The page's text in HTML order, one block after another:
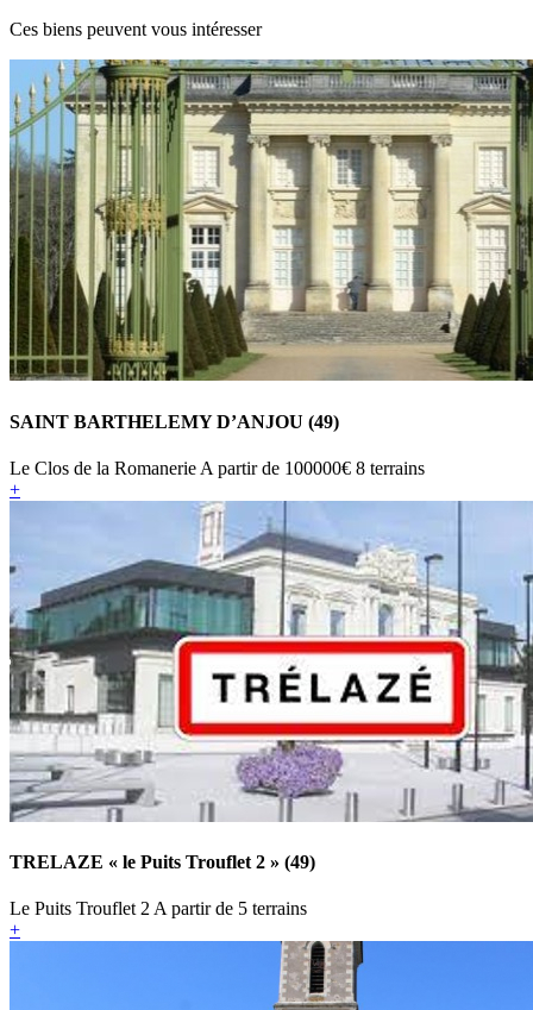
Ces biens peuvent vous intéresser
SAINT BARTHELEMY D’ANJOU (49)
Le Clos de la Romanerie A partir de 100000€ 8 terrains
+
TRELAZE « le Puits Trouflet 2 » (49)
Le Puits Trouflet 2 A partir de 5 terrains
+